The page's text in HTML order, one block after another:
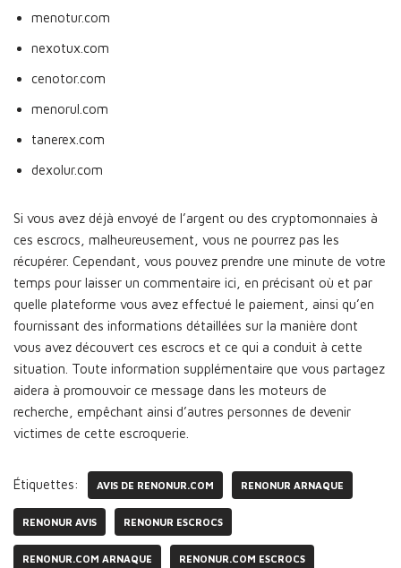
menotur.com
nexotux.com
cenotor.com
menorul.com
tanerex.com
dexolur.com
Si vous avez déjà envoyé de l’argent ou des cryptomonnaies à
ces escrocs, malheureusement, vous ne pourrez pas les
récupérer. Cependant, vous pouvez prendre une minute de votre
temps pour laisser un commentaire ici, en précisant où et par
quelle plateforme vous avez effectué le paiement, ainsi qu’en
fournissant des informations détaillées sur la manière dont
vous avez découvert ces escrocs et ce qui a conduit à cette
situation. Toute information supplémentaire que vous partagez
aidera à promouvoir ce message dans les moteurs de
recherche, empêchant ainsi d’autres personnes de devenir
victimes de cette escroquerie.
Étiquettes: AVIS DE RENONUR.COM RENONUR ARNAQUE
RENONUR AVIS RENONUR ESCROCS
RENONUR.COM ARNAQUE RENONUR.COM ESCROCS